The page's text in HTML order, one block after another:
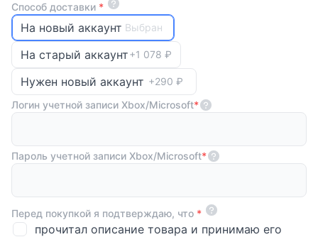
Способ доставки *
На новый аккаунт Выбран
На старый аккаунт+1 078 ₽
Нужен новый аккаунт +290 ₽
Логин учетной записи Xbox/Microsoft*
Пароль учетной записи Xbox/Microsoft*
Перед покупкой я подтверждаю, что *
прочитал описание товара и принимаю его